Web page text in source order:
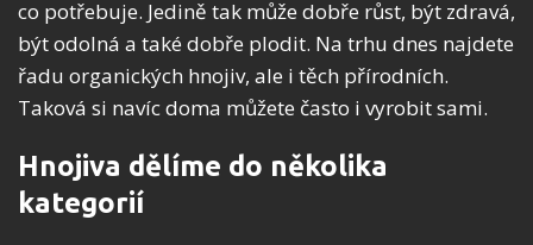
co potřebuje. Jedině tak může dobře růst, být zdravá,
být odolná a také dobře plodit. Na trhu dnes najdete
řadu organických hnojiv, ale i těch přírodních.
Taková si navíc doma můžete často i vyrobit sami.
Hnojiva dělíme do několika
kategorií